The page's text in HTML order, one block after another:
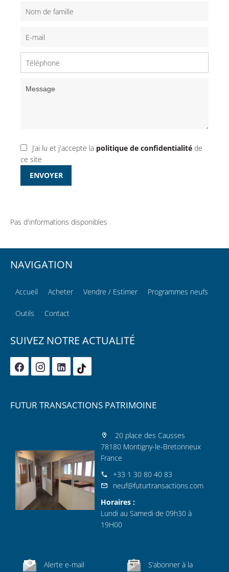
J’ai lu et j'accepte la politique de confidentialité de
ce site
ENVOYER
Pas d'informations disponibles
NAVIGATION
Accueil Acheter Vendre / Estimer Programmes neufs
Outils Contact
SUIVEZ NOTRE ACTUALITÉ
FUTUR TRANSACTIONS PATRIMOINE
20 place des Causses
78180 Montigny-le-Bretonneux
France
+33 1 30 80 40 83
neuf@futurtransactions.com
Horaires :
Lundi au Samedi de 09h30 à
19H00
Alerte e-mail S’abonner à la